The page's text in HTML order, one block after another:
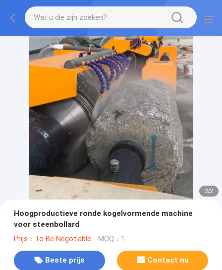
2/2
Hoogproductieve ronde kogelvormende machine
voor steenbollard
Prijs：To Be Negotiable MOQ：1
Beste prijs Contact nu